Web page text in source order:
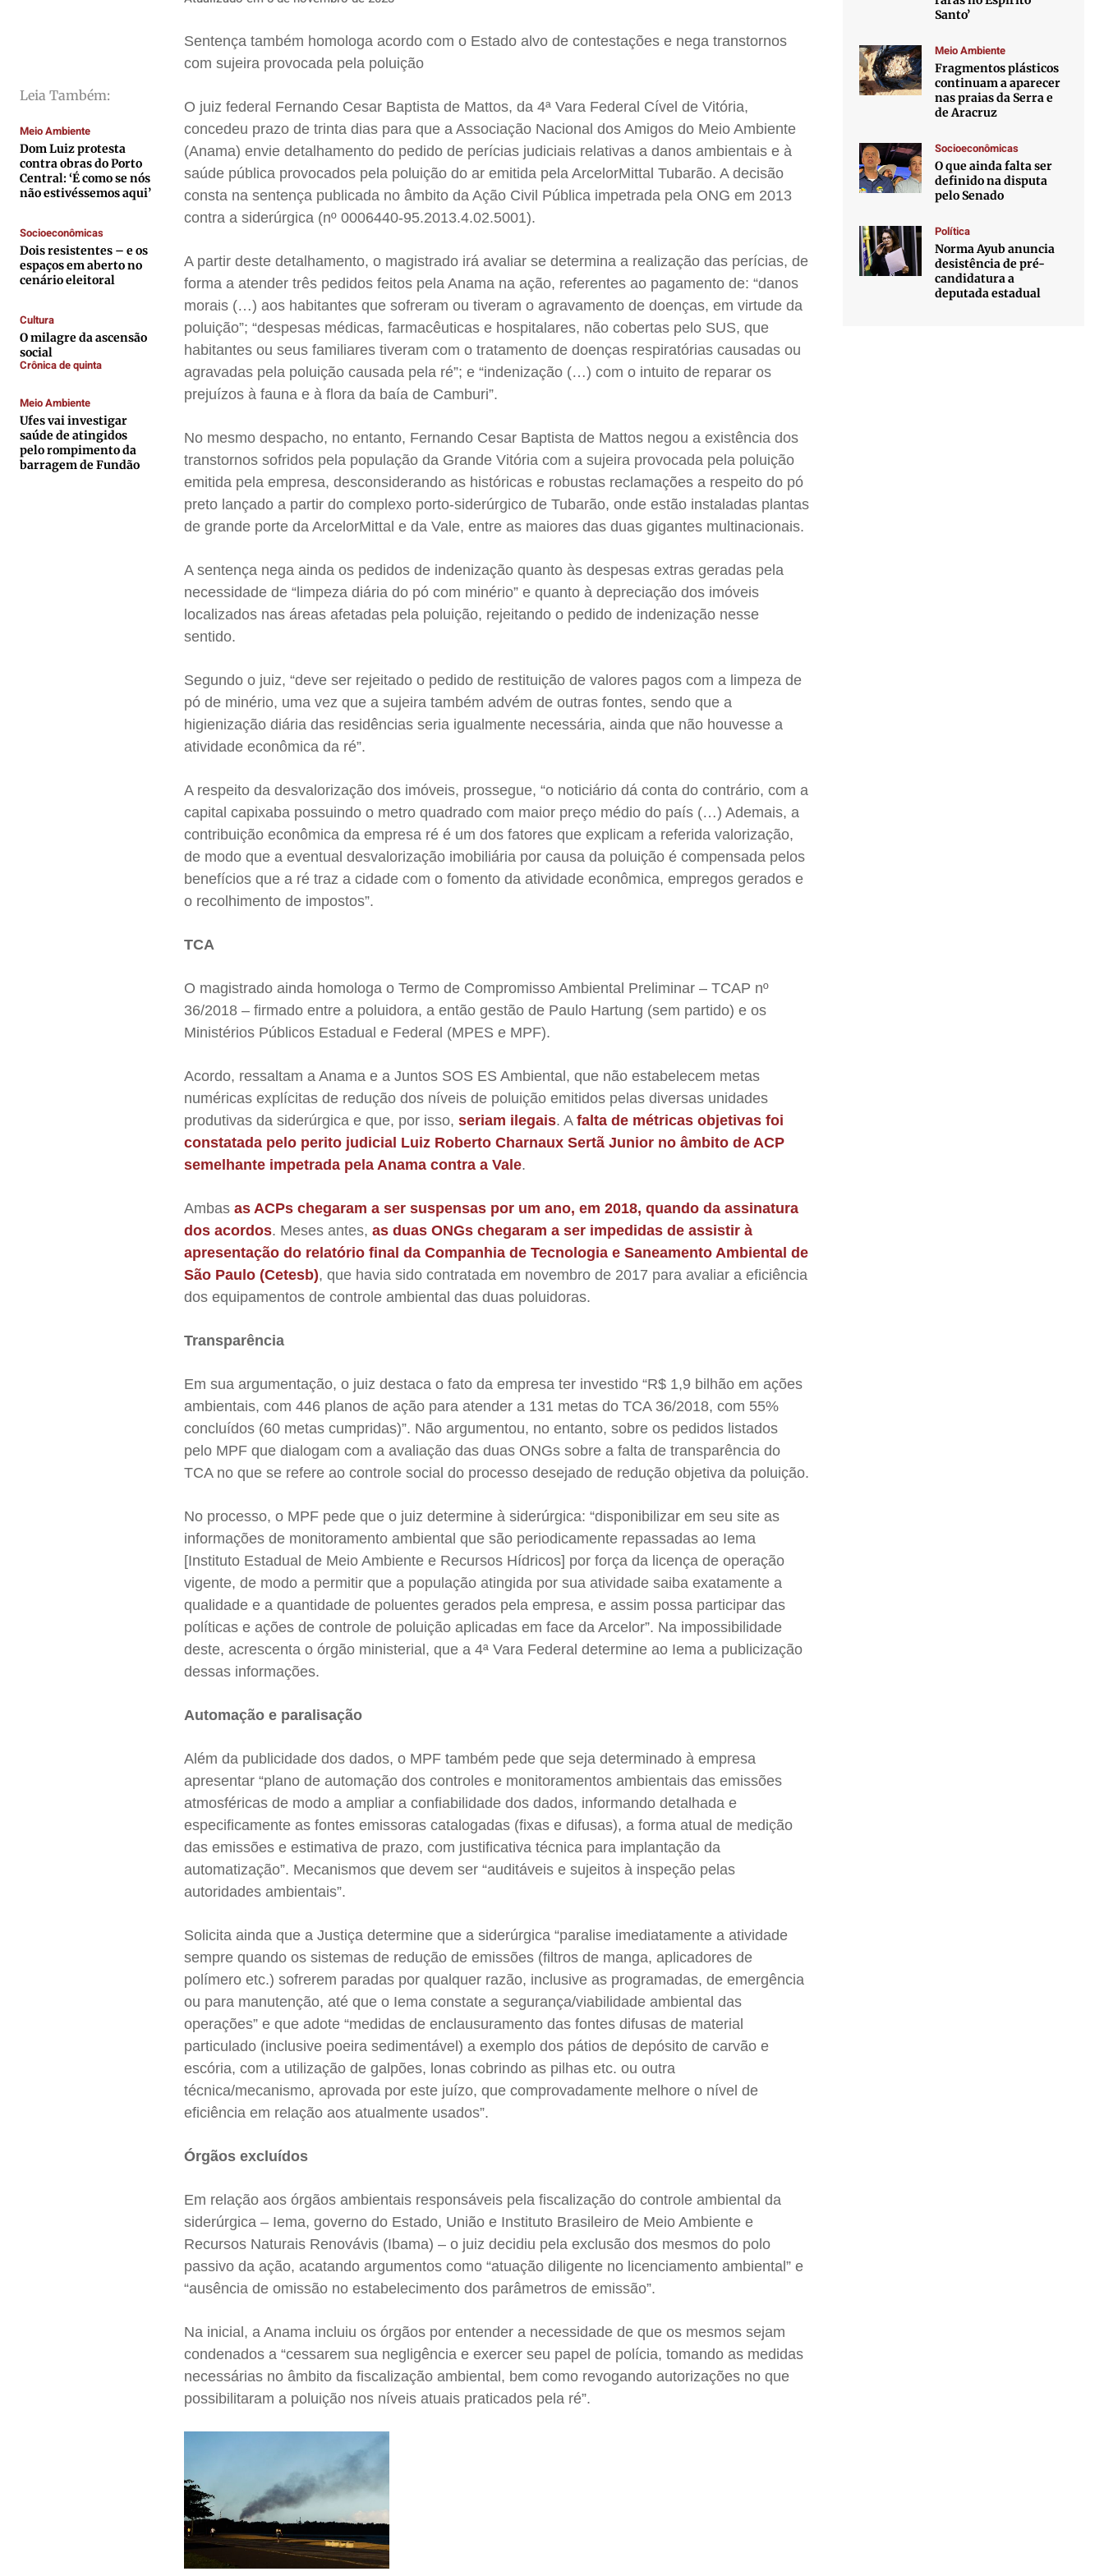
Economia
Colunas
Caetano Roque
Gustavo Bastos
Wanda Sily
Anuncie
Expediente
Contato
Anuncie
Economia
Colunas
Caetano Roque
Gustavo Bastos
Wanda Sily
Anuncie
Expediente
Contato
Anuncie
Economia
Colunas
Caetano Roque
Gustavo Bastos
Wanda Sily
Anuncie
Expediente
Contato
Anuncie
Economia
Colunas
Caetano Roque
Gustavo Bastos
Wanda Sily
Anuncie
Expediente
Contato
Anuncie
Leia Também:
Meio Ambiente
Dom Luiz protesta
contra obras do Porto
Central: ‘É como se nós
não estivéssemos aqui’
Socioeconômicas
Dois resistentes – e os
espaços em aberto no
cenário eleitoral
Cultura
O milagre da ascensão
social
Crônica de quinta
Meio Ambiente
Ufes vai investigar
saúde de atingidos
pelo rompimento da
barragem de Fundão
Sentença também homologa acordo com o Estado alvo de contestações e nega transtornos
com sujeira provocada pela poluição
O juiz federal Fernando Cesar Baptista de Mattos, da 4ª Vara Federal Cível de Vitória,
concedeu prazo de trinta dias para que a Associação Nacional dos Amigos do Meio Ambiente
(Anama) envie detalhamento do pedido de perícias judiciais relativas a danos ambientais e à
saúde pública provocados pela poluição do ar emitida pela ArcelorMittal Tubarão. A decisão
consta na sentença publicada no âmbito da Ação Civil Pública impetrada pela ONG em 2013
contra a siderúrgica (nº 0006440-95.2013.4.02.5001).
A partir deste detalhamento, o magistrado irá avaliar se determina a realização das perícias, de
forma a atender três pedidos feitos pela Anama na ação, referentes ao pagamento de: “danos
morais (…) aos habitantes que sofreram ou tiveram o agravamento de doenças, em virtude da
poluição”; “despesas médicas, farmacêuticas e hospitalares, não cobertas pelo SUS, que
habitantes ou seus familiares tiveram com o tratamento de doenças respiratórias causadas ou
agravadas pela poluição causada pela ré”; e “indenização (…) com o intuito de reparar os
prejuízos à fauna e à flora da baía de Camburi”.
No mesmo despacho, no entanto, Fernando Cesar Baptista de Mattos negou a existência dos
transtornos sofridos pela população da Grande Vitória com a sujeira provocada pela poluição
emitida pela empresa, desconsiderando as históricas e robustas reclamações a respeito do pó
preto lançado a partir do complexo porto-siderúrgico de Tubarão, onde estão instaladas plantas
de grande porte da ArcelorMittal e da Vale, entre as maiores das duas gigantes multinacionais.
A sentença nega ainda os pedidos de indenização quanto às despesas extras geradas pela
necessidade de “limpeza diária do pó com minério” e quanto à depreciação dos imóveis
localizados nas áreas afetadas pela poluição, rejeitando o pedido de indenização nesse
sentido.
Segundo o juiz, “deve ser rejeitado o pedido de restituição de valores pagos com a limpeza de
pó de minério, uma vez que a sujeira também advém de outras fontes, sendo que a
higienização diária das residências seria igualmente necessária, ainda que não houvesse a
atividade econômica da ré”.
A respeito da desvalorização dos imóveis, prossegue, “o noticiário dá conta do contrário, com a
capital capixaba possuindo o metro quadrado com maior preço médio do país (…) Ademais, a
contribuição econômica da empresa ré é um dos fatores que explicam a referida valorização,
de modo que a eventual desvalorização imobiliária por causa da poluição é compensada pelos
benefícios que a ré traz a cidade com o fomento da atividade econômica, empregos gerados e
o recolhimento de impostos”.
TCA
O magistrado ainda homologa o Termo de Compromisso Ambiental Preliminar – TCAP nº
36/2018 – firmado entre a poluidora, a então gestão de Paulo Hartung (sem partido) e os
Ministérios Públicos Estadual e Federal (MPES e MPF).
Acordo, ressaltam a Anama e a Juntos SOS ES Ambiental, que não estabelecem metas
numéricas explícitas de redução dos níveis de poluição emitidos pelas diversas unidades
produtivas da siderúrgica e que, por isso,seriam ilegais. Afalta de métricas objetivas foi
constatada pelo perito judicial Luiz Roberto Charnaux Sertã Junior no âmbito de ACP
semelhante impetrada pela Anama contra a Vale.
Ambasas ACPs chegaram a ser suspensas por um ano, em 2018, quando da assinatura
dos acordos. Meses antes,as duas ONGs chegaram a ser impedidas de assistir à
apresentação do relatório final da Companhia de Tecnologia e Saneamento Ambiental de
São Paulo (Cetesb), que havia sido contratada em novembro de 2017 para avaliar a eficiência
dos equipamentos de controle ambiental das duas poluidoras.
Transparência
Em sua argumentação, o juiz destaca o fato da empresa ter investido “R$ 1,9 bilhão em ações
ambientais, com 446 planos de ação para atender a 131 metas do TCA 36/2018, com 55%
concluídos (60 metas cumpridas)”. Não argumentou, no entanto, sobre os pedidos listados
pelo MPF que dialogam com a avaliação das duas ONGs sobre a falta de transparência do
TCA no que se refere ao controle social do processo desejado de redução objetiva da poluição.
No processo, o MPF pede que o juiz determine à siderúrgica: “disponibilizar em seu site as
informações de monitoramento ambiental que são periodicamente repassadas ao Iema
[Instituto Estadual de Meio Ambiente e Recursos Hídricos] por força da licença de operação
vigente, de modo a permitir que a população atingida por sua atividade saiba exatamente a
qualidade e a quantidade de poluentes gerados pela empresa, e assim possa participar das
políticas e ações de controle de poluição aplicadas em face da Arcelor”. Na impossibilidade
deste, acrescenta o órgão ministerial, que a 4ª Vara Federal determine ao Iema a publicização
dessas informações.
Automação e paralisação
Além da publicidade dos dados, o MPF também pede que seja determinado à empresa
apresentar “plano de automação dos controles e monitoramentos ambientais das emissões
atmosféricas de modo a ampliar a confiabilidade dos dados, informando detalhada e
especificamente as fontes emissoras catalogadas (fixas e difusas), a forma atual de medição
das emissões e estimativa de prazo, com justificativa técnica para implantação da
automatização”. Mecanismos que devem ser “auditáveis e sujeitos à inspeção pelas
autoridades ambientais”.
Solicita ainda que a Justiça determine que a siderúrgica “paralise imediatamente a atividade
sempre quando os sistemas de redução de emissões (filtros de manga, aplicadores de
polímero etc.) sofrerem paradas por qualquer razão, inclusive as programadas, de emergência
ou para manutenção, até que o Iema constate a segurança/viabilidade ambiental das
operações” e que adote “medidas de enclausuramento das fontes difusas de material
particulado (inclusive poeira sedimentável) a exemplo dos pátios de depósito de carvão e
escória, com a utilização de galpões, lonas cobrindo as pilhas etc. ou outra
técnica/mecanismo, aprovada por este juízo, que comprovadamente melhore o nível de
eficiência em relação aos atualmente usados”.
Órgãos excluídos
Em relação aos órgãos ambientais responsáveis pela fiscalização do controle ambiental da
siderúrgica – Iema, governo do Estado, União e Instituto Brasileiro de Meio Ambiente e
Recursos Naturais Renovávis (Ibama) – o juiz decidiu pela exclusão dos mesmos do polo
passivo da ação, acatando argumentos como “atuação diligente no licenciamento ambiental” e
“ausência de omissão no estabelecimento dos parâmetros de emissão”.
Na inicial, a Anama incluiu os órgãos por entender a necessidade de que os mesmos sejam
condenados a “cessarem sua negligência e exercer seu papel de polícia, tomando as medidas
necessárias no âmbito da fiscalização ambiental, bem como revogando autorizações no que
possibilitaram a poluição nos níveis atuais praticados pela ré”.
Santo’
Meio Ambiente
Fragmentos plásticos
continuam a aparecer
nas praias da Serra e
de Aracruz
Socioeconômicas
O que ainda falta ser
definido na disputa
pelo Senado
Política
Norma Ayub anuncia
desistência de pré-
candidatura a
deputada estadual